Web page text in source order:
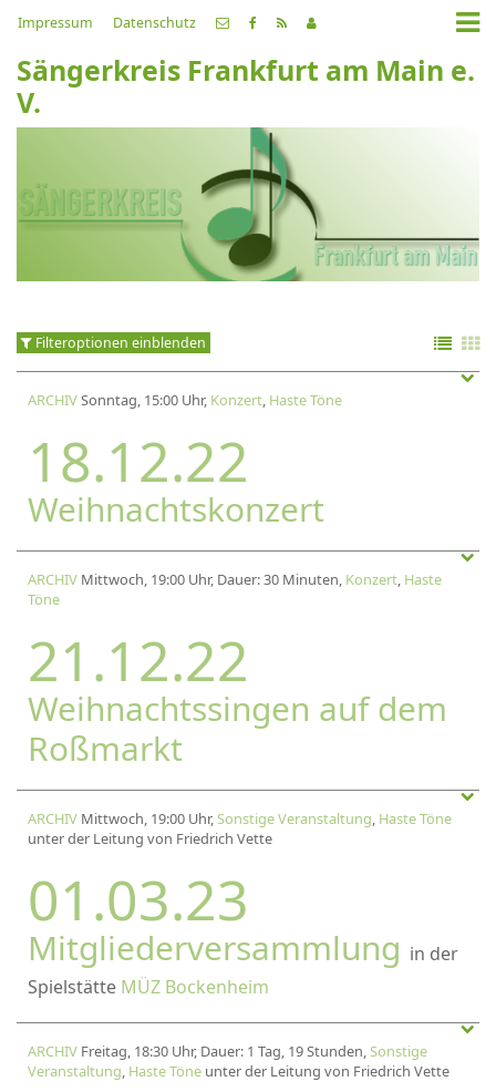
Impressum Datenschutz
Sängerkreis Frankfurt am Main e.
V.
Filteroptionen einblenden
ARCHIVSonntag, 15:00 Uhr, Konzert, Haste Töne
18.12.22
Weihnachtskonzert
ARCHIV Mittwoch, 19:00 Uhr, Dauer: 30 Minuten, Konzert, Haste
Töne
21.12.22
Weihnachtssingen auf dem
Roßmarkt
ARCHIV Mittwoch, 19:00 Uhr,Sonstige Veranstaltung, Haste Töne
unter der Leitung von Friedrich Vette
01.03.23
Mitgliederversammlung in der
Spielstätte MÜZ Bockenheim
ARCHIV Freitag, 18:30 Uhr, Dauer: 1 Tag, 19 Stunden,Sonstige
Veranstaltung, Haste Töne unter der Leitung von Friedrich Vette